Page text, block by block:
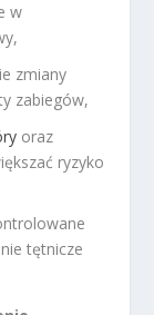
w
zmiany
zabiegów,
oraz
ryzyko
tętnicze